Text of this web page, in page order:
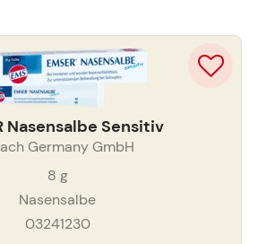
Nasensalbe Sensitiv
Germany GmbH
8 g
Nasensalbe
03241230